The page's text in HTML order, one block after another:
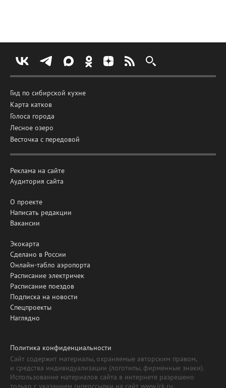
Гид по сибирской кухне
Карта катков
Голоса города
Лесное озеро
Весточка с передовой
Реклама на сайте
Аудитория сайта
О проекте
Написать редакции
Вакансии
Экокарта
Сделано в России
Онлайн-табло аэропорта
Расписание электричек
Расписание поездов
Подписка на новости
Спецпроекты
Наглядно
Политика конфиденциальности
Сайт содержит материалы, охраняемые авторским правом,
и средства индивидуализации (логотипы, фирменные знаки).
Использование материалов сайта в интернете разрешено
только с указанием гиперссылки на сайт www.irk.ru.